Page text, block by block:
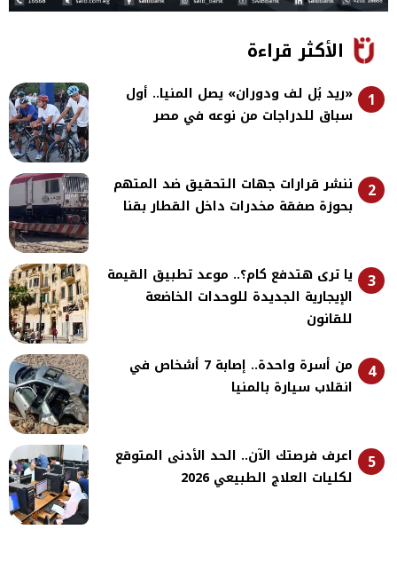
الأكثر قراءة
1
«ريد بُل لف ودوران» يصل المنيا.. أول
سباق للدراجات من نوعه في مصر
2
ننشر قرارات جهات التحقيق ضد المتهم
بحوزة صفقة مخدرات داخل القطار بقنا
3
يا ترى هتدفع كام؟.. موعد تطبيق القيمة
الإيجارية الجديدة للوحدات الخاضعة
للقانون
4
من أسرة واحدة.. إصابة 7 أشخاص في
انقلاب سيارة بالمنيا
5
اعرف فرصتك الآن.. الحد الأدنى المتوقع
لكليات العلاج الطبيعي 2026